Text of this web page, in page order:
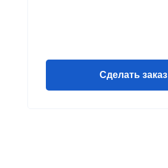
Сделать заказ